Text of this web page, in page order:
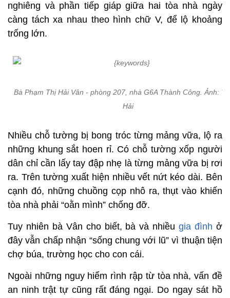
nghiêng và phần tiếp giáp giữa hai tòa nhà ngày
càng tách xa nhau theo hình chữ V, để lộ khoảng
trống lớn.
Bà Phạm Thị Hải Vân - phòng 207, nhà G6A Thành Công. Ảnh:
Hải
Nhiều chỗ tường bị bong tróc từng mảng vữa, lộ ra
những khung sắt hoen rỉ. Có chỗ tường xốp người
dân chỉ cần lấy tay đập nhẹ là từng mảng vữa bị rơi
ra. Trên tường xuất hiện nhiều vết nứt kéo dài. Bên
cạnh đó, những chuồng cọp nhô ra, thụt vào khiến
tòa nhà phải “oằn mình” chống đỡ.
Tuy nhiên bà Vân cho biết, bà và nhiềugia đình ở
đây vẫn chấp nhận “sống chung với lũ” vì thuận tiện
chợ búa, trường học cho con cái.
Ngoài những nguy hiểm rình rập từ tòa nhà, vấn đề
an ninh trật tự cũng rất đáng ngại. Do ngay sát hồ